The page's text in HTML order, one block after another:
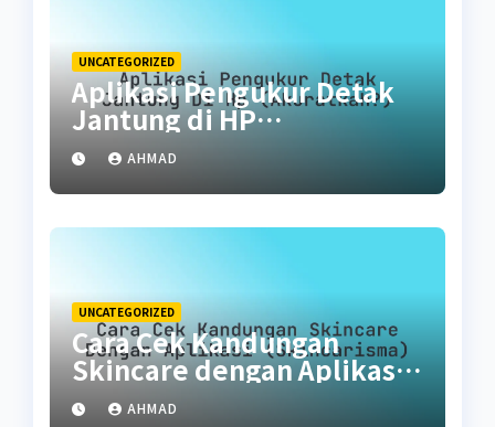
UNCATEGORIZED
Aplikasi Pengukur Detak
Jantung di HP
(Akuratkah?)
AHMAD
UNCATEGORIZED
Cara Cek Kandungan
Skincare dengan Aplikasi
(SkinCarisma)
AHMAD